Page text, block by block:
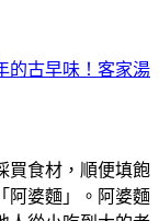
的古早味！客家湯
買食材，順便填飽
阿婆麵」。阿婆麵